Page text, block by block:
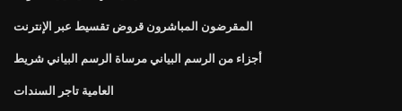
المقرضون المباشرون قروض تقسيط عبر الإنترنت
أجزاء من الرسم البياني مرساة الرسم البياني شريط
العامية تاجر السندات